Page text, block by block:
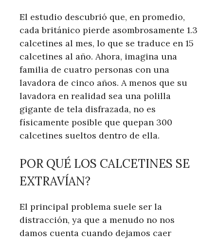
El estudio descubrió que, en promedio,
cada británico pierde asombrosamente 1.3
calcetines al mes, lo que se traduce en 15
calcetines al año. Ahora, imagina una
familia de cuatro personas con una
lavadora de cinco años. A menos que su
lavadora en realidad sea una polilla
gigante de tela disfrazada, no es
físicamente posible que quepan 300
calcetines sueltos dentro de ella.
POR QUÉ LOS CALCETINES SE
EXTRAVÍAN?
El principal problema suele ser la
distracción, ya que a menudo no nos
damos cuenta cuando dejamos caer